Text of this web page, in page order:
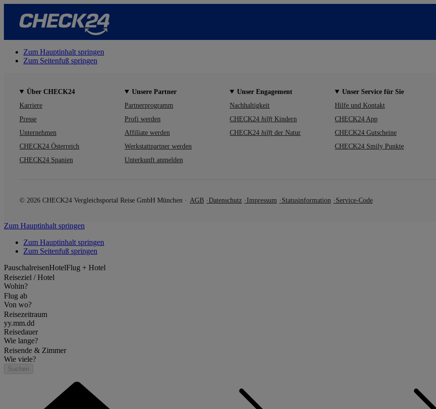
Zum Hauptinhalt springen
Zum Seitenfuß springen
Über CHECK24
Karriere
Presse
Unternehmen
CHECK24 Österreich
CHECK24 Spanien
Unsere Partner
Partnerprogramm
Profi werden
Affiliate werden
Werkstattpartner werden
Unterkunft anmelden
Unser Engagement
Nachhaltigkeit
CHECK24 hilft Kindern
CHECK24 hilft der Natur
Unser Service für Sie
Hilfe und Kontakt
CHECK24 App
CHECK24 Gutscheine
CHECK24 Smily Punkte
© 2026 CHECK24 Vergleichsportal Reise GmbH München AGB Datenschutz Impressum Statusinformation Service-Code
Zum Hauptinhalt springen
Zum Hauptinhalt springen
Zum Seitenfuß springen
PauschalreisenHotelFlug + Hotel
Reiseziel / Hotel
Wohin?
Flug ab
Von wo?
Reisezeitraum
yy.mm.dd
Reisedauer
Wie lange?
Reisende & Zimmer
Wie viele?
Suchen